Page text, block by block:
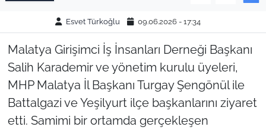
Esvet Türkoğlu 09.06.2026 - 17:34
Malatya Girişimci İş İnsanları Derneği Başkanı
Salih Karademir ve yönetim kurulu üyeleri,
MHP Malatya İl Başkanı Turgay Şengönül ile
Battalgazi ve Yeşilyurt ilçe başkanlarını ziyaret
etti. Samimi bir ortamda gerçekleşen